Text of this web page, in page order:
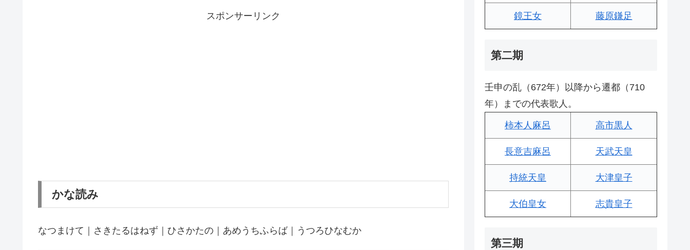
スポンサーリンク
かな読み
なつまけて｜さきたるはねず｜ひさかたの｜あめうちふらば｜うつろひなむか
鏡王女 藤原鎌足
第二期
壬申の乱（672年）以降から遷都（710
年）までの代表歌人。
柿本人麻呂 高市黒人
長意吉麻呂 天武天皇
持統天皇 大津皇子
大伯皇女 志貴皇子
第三期